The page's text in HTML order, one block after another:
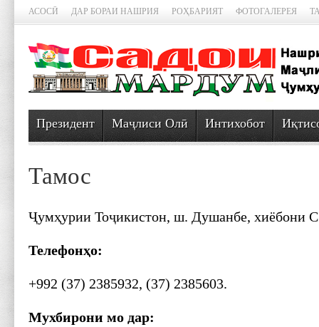
АСОСӢ ДАР БОРАИ НАШРИЯ РОҲБАРИЯТ ФОТОГАЛЕРЕЯ
Президент Маҷлиси Олӣ Интихобот
Тамос
Ҷумҳурии Тоҷикистон, ш. Душанбе, хиёбони
Телефонҳо:
+992 (37) 2385932, (37) 2385603.
Мухбирони мо дар: